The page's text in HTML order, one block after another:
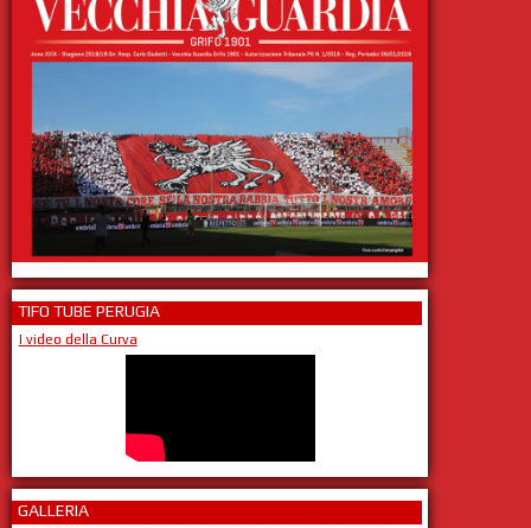
TIFO TUBE PERUGIA
I video della Curva
GALLERIA